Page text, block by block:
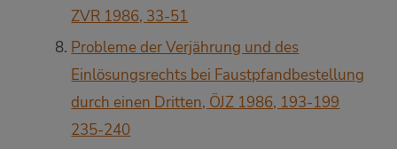
ZVR 1986, 33-51
Probleme der Verjährung und des
Einlösungsrechts bei Faustpfandbestellung
durch einen Dritten, ÖJZ 1986, 193-199
235-240